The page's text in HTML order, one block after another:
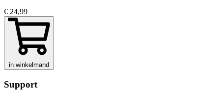
€ 24,99
in winkelmand
Support